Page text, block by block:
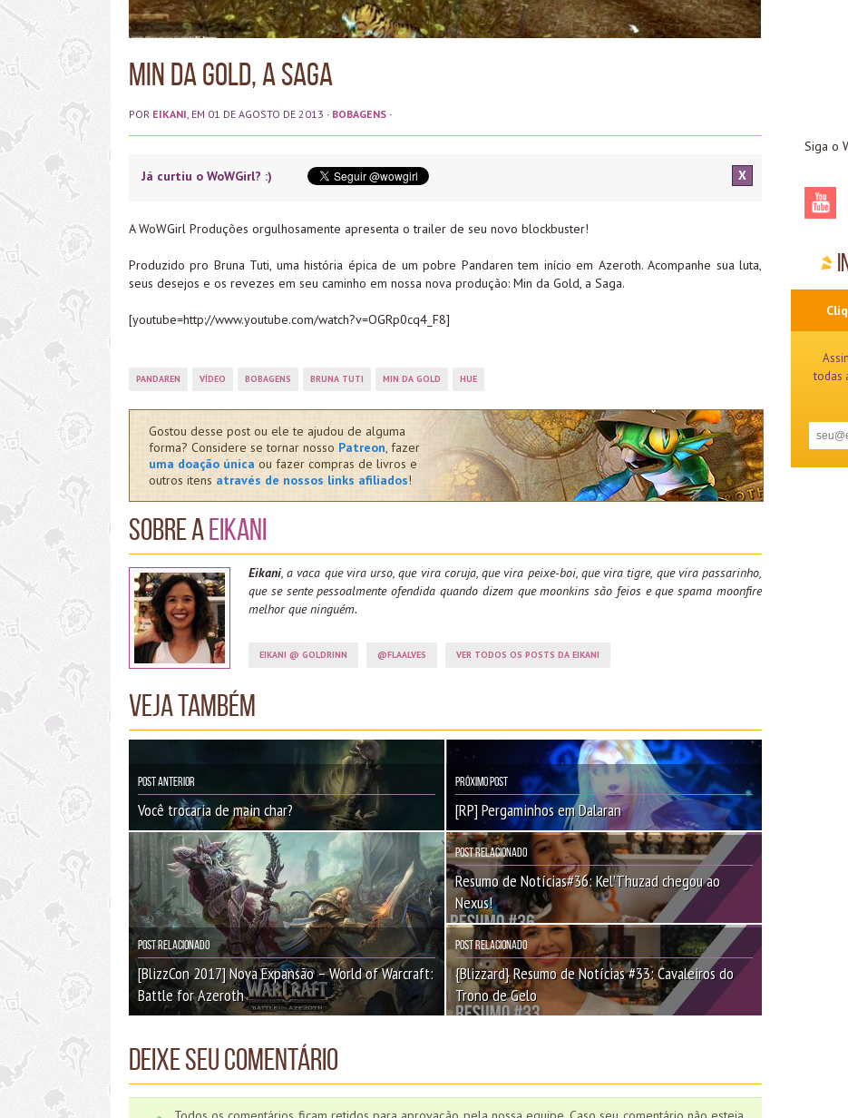
Min da Gold, a Saga
POR EIKANI, EM 01 DE AGOSTO DE 2013 · BOBAGENS ·
Já curtiu o WoWGirl? :) X
A WoWGirl Produções orgulhosamente apresenta o trailer de seu novo blockbuster!
Produzido pro Bruna Tuti, uma história épica de um pobre Pandaren tem início em Azeroth. Acompanhe sua luta,
seus desejos e os revezes em seu caminho em nossa nova produção: Min da Gold, a Saga.
[youtube=http://www.youtube.com/watch?v=OGRp0cq4_F8]
PANDAREN VÍDEO BOBAGENS BRUNA TUTI MIN DA GOLD HUE
Gostou desse post ou ele te ajudou de alguma
forma? Considere se tornar nosso Patreon, fazer
uma doação única ou fazer compras de livros e
outros itens através de nossos links afiliados!
Sobre aEikani
Eikani, a vaca que vira urso, que vira coruja, que vira peixe-boi, que vira tigre, que vira passarinho,
que se sente pessoalmente ofendida quando dizem que moonkins são feios e que spama moonfire
melhor que ninguém.
EIKANI @ GOLDRINN @FLAALVES VER TODOS OS POSTS DA EIKANI
Veja também
Post Anterior
Você trocaria de main char?
Próximo Post
[RP] Pergaminhos em Dalaran
Post Relacionado
[BlizzCon 2017] Nova Expansão – World of Warcraft:
Battle for Azeroth
Post Relacionado
Resumo de Notícias#36: Kel’Thuzad chegou ao
Nexus!
Post Relacionado
{Blizzard} Resumo de Notícias #33: Cavaleiros do
Trono de Gelo
Deixe seu comentário
Siga o
todas